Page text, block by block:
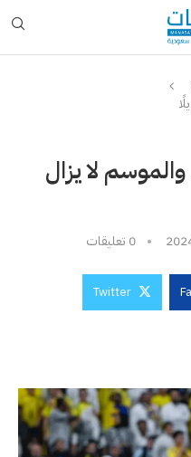
لا يزال
0 تعليقات
Twitter